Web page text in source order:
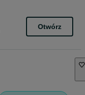
Otwórz